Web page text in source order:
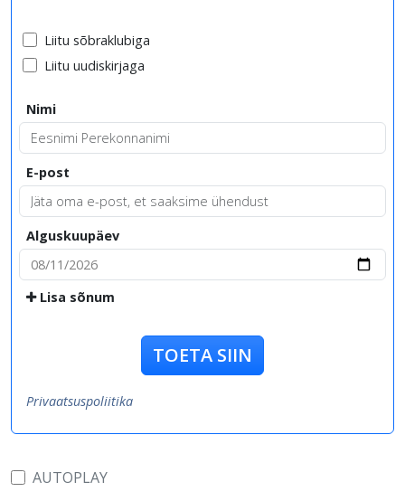
Liitu sõbraklubiga
Liitu uudiskirjaga
Nimi
E-post
Alguskuupäev
Lisa sõnum
TOETA SIIN
Privaatsuspoliitika
AUTOPLAY